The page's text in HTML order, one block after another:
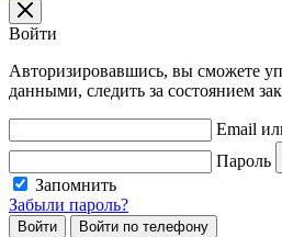
Войти
Авторизировавшись, вы сможете
данными, следить за состоянием
Email
Пароль
Запомнить
Забыли пароль?
Войти Войти по телефону